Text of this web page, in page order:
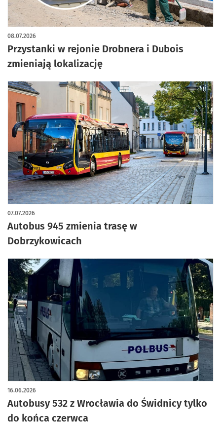
Przystanki w rejonie Drobnera i Dubois
zmieniają lokalizację
08.07.2026
Autobus 945 zmienia trasę w
Dobrzykowicach
07.07.2026
Autobusy 532 z Wrocławia do Świdnicy tylko
do końca czerwca
16.06.2026